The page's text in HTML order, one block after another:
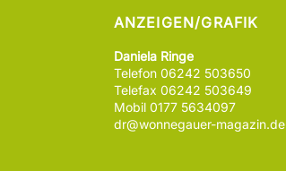
ANZEIGEN/GRAFIK
Daniela Ringe
Telefon 06242 503650
Telefax 06242 503649
Mobil 0177 5634097
dr@wonnegauer-magazin.de